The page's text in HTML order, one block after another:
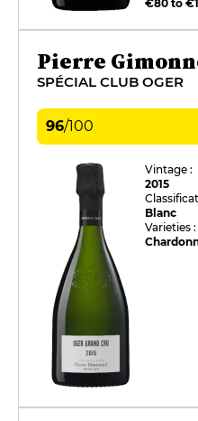
€80 to
Pierre
SPÉCIAL CLUB OGER
96/100
Vintage :
2015
Blanc
Varieties :